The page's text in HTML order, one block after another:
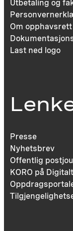
Utbetaling og
Om opphavsrett
Last ned logo
Presse
Nyhetsbrev
Offentlig
KORO på